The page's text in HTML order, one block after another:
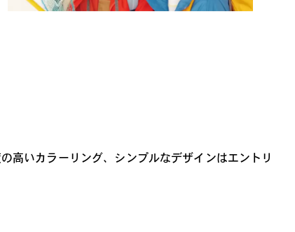
高いカラーリング、シンプルなデザインはエントリ